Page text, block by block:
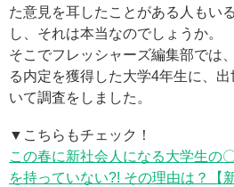
た意見を耳したことがある人もい
し、それは本当なのでしょうか。
そこでフレッシャーズ編集部では
る内定を獲得した大学4年生に、
いて調査をしました。
▼こちらもチェック！
この春に新社会人になる大学生の
を持っていない?! その理由は？【